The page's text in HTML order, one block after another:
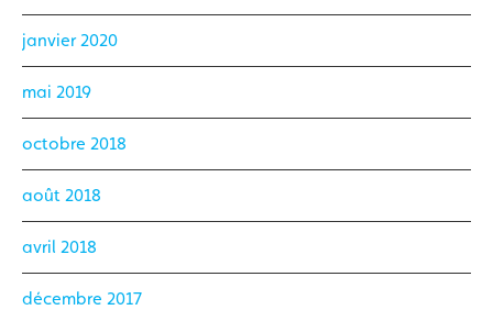
janvier 2020
mai 2019
octobre 2018
août 2018
avril 2018
décembre 2017